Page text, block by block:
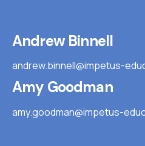
Andrew Binnell
andrew.binnell@impetus-
Amy Goodman
amy.goodman@impetus-